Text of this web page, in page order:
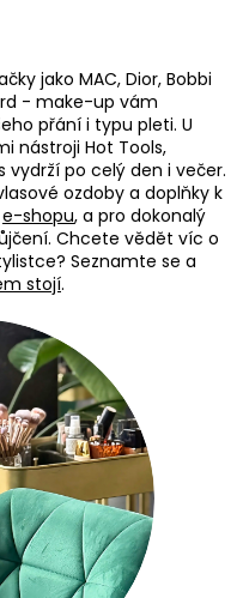
jako MAC, Dior, Bobbi
- make-up vám
přání i typu pleti. U
nástroji Hot Tools,
vydrží po celý den i večer.
ozdoby a doplňky k
e-shopu, a pro dokonalý
Chcete vědět víc o
Seznamte se a
stojí.